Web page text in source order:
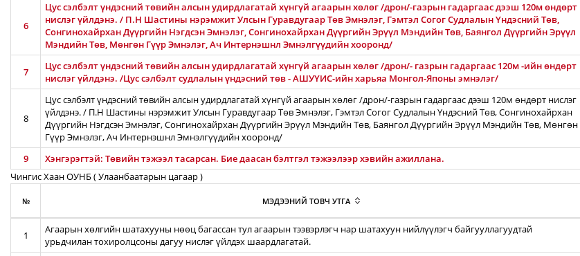
6
Цус сэлбэлт үндэсний төвийн алсын удирдлагатай хүнгүй агаарын хөлөг /дрон/-газрын гадаргаас дээш 120м өндөрт
нислэг үйлдэнэ. / П.Н Шастины нэрэмжит Улсын Гуравдугаар Төв Эмнэлэг, Гэмтэл Согог Судлалын Үндэсний Төв,
Сонгинохайрхан Дүүргийн Нэгдсэн Эмнэлэг, Сонгинохайрхан Дүүргийн Эрүүл Мэндийн Төв, Баянгол Дүүргийн Эрүүл
Мэндийн Төв, Мөнгөн Гүүр Эмнэлэг, Ач Интернэшнл Эмнэлгүүдийн хооронд/
7
Цус сэлбэлт үндэсний төвийн алсын удирдлагатай хүнгүй агаарын хөлөг /дрон/- газрын гадаргаас 120м -ийн өндөрт
нислэг үйлдэнэ. /Цус сэлбэлт судлалын үндэсний төв - АШУҮИС-ийн харьяа Монгол-Японы эмнэлэг/
8
Цус сэлбэлт үндэсний төвийн алсын удирдлагатай хүнгүй агаарын хөлөг /дрон/-газрын гадаргаас дээш 120м өндөрт нислэг
үйлдэнэ. / П.Н Шастины нэрэмжит Улсын Гуравдугаар Төв Эмнэлэг, Гэмтэл Согог Судлалын Үндэсний Төв, Сонгинохайрхан
Дүүргийн Нэгдсэн Эмнэлэг, Сонгинохайрхан Дүүргийн Эрүүл Мэндийн Төв, Баянгол Дүүргийн Эрүүл Мэндийн Төв, Мөнгөн
Гүүр Эмнэлэг, Ач Интернэшнл Эмнэлгүүдийн хооронд/
9 Хэнгэрэгтэй: Төвийн тэжээл тасарсан. Бие даасан бэлтгэл тэжээлээр хэвийн ажиллана.
Чингис Хаан ОУНБ ( Улаанбаатарын цагаар )
№ МЭДЭЭНИЙ ТОВЧ УТГА
1
Агаарын хөлгийн шатахууны нөөц багассан тул агаарын тээвэрлэгч нар шатахуун нийлүүлэгч байгууллагуудтай
урьдчилан тохиролцсоны дагуу нислэг үйлдэх шаардлагатай.